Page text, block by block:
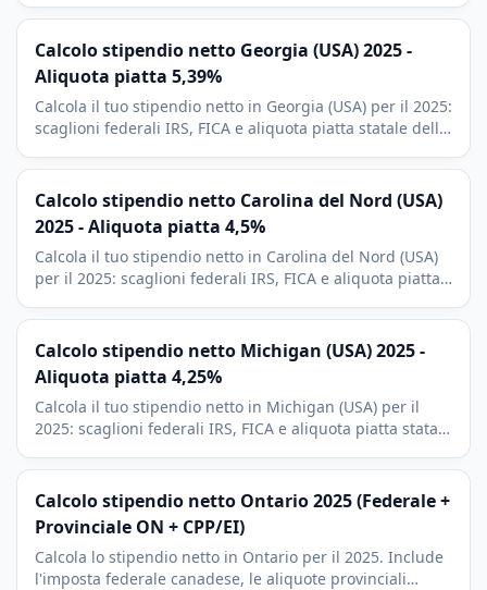
Calcolo stipendio netto Georgia (USA) 2025 -
Aliquota piatta 5,39%
Calcola il tuo stipendio netto in Georgia (USA) per il 2025:
scaglioni federali IRS, FICA e aliquota piatta statale della
Calcolo stipendio netto Carolina del Nord (USA)
2025 - Aliquota piatta 4,5%
Calcola il tuo stipendio netto in Carolina del Nord (USA)
per il 2025: scaglioni federali IRS, FICA e aliquota piatta
deduzioni 401(k).
Calcolo stipendio netto Michigan (USA) 2025 -
Aliquota piatta 4,25%
Calcola il tuo stipendio netto in Michigan (USA) per il
2025: scaglioni federali IRS, FICA e aliquota piatta statale
municipale.
Calcolo stipendio netto Ontario 2025 (Federale +
Provinciale ON + CPP/EI)
Calcola lo stipendio netto in Ontario per il 2025. Include
l'imposta federale canadese, le aliquote provinciali